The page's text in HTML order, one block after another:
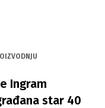
Ingram
star 40